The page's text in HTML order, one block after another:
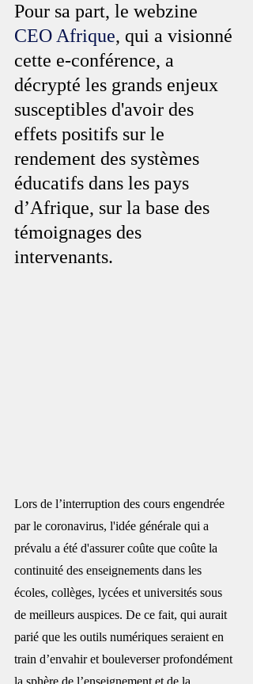
Pour sa part, le webzine
CEO Afrique, qui a visionné
cette e-conférence, a
décrypté les grands enjeux
susceptibles d'avoir des
effets positifs sur le
rendement des systèmes
éducatifs dans les pays
d’Afrique, sur la base des
témoignages des
intervenants.
Lors de l’interruption des cours engendrée
par le coronavirus, l'idée générale qui a
prévalu a été d'assurer coûte que coûte la
continuité des enseignements dans les
écoles, collèges, lycées et universités sous
de meilleurs auspices. De ce fait, qui aurait
parié que les outils numériques seraient en
train d’envahir et bouleverser profondément
la sphère de l’enseignement et de la